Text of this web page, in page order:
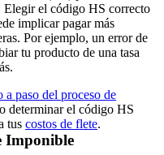
Elegir el código HS correcto
implicar pagar más
Por ejemplo, un error de
tu producto de una tasa
a paso del proceso de
determinar el código HS
tus costos de flete.
Imponible